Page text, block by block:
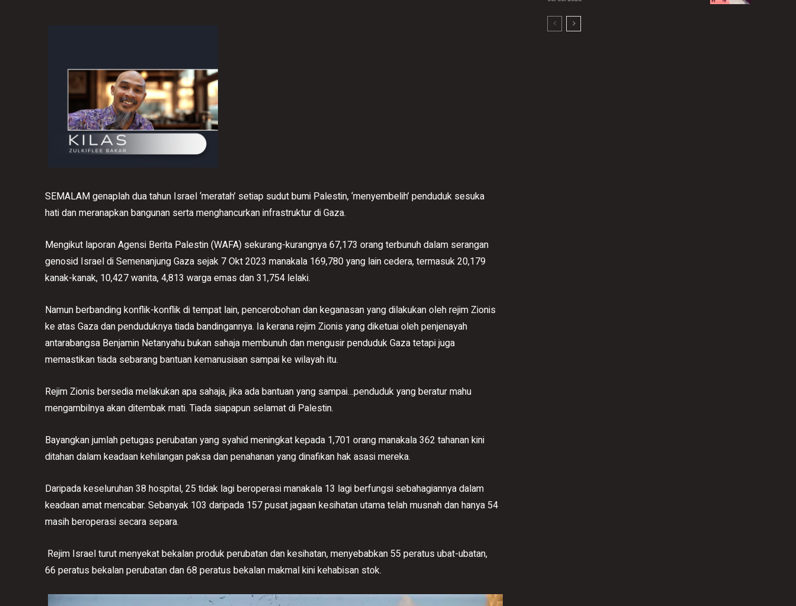
SEMALAM genaplah dua tahun Israel ‘meratah’ setiap sudut bumi Palestin, ‘menyembelih’ penduduk sesuka
hati dan meranapkan bangunan serta menghancurkan infrastruktur di Gaza.
Mengikut laporan Agensi Berita Palestin (WAFA) sekurang-kurangnya 67,173 orang terbunuh dalam serangan
genosid Israel di Semenanjung Gaza sejak 7 Okt 2023 manakala 169,780 yang lain cedera, termasuk 20,179
kanak-kanak, 10,427 wanita, 4,813 warga emas dan 31,754 lelaki.
Namun berbanding konflik-konflik di tempat lain, pencerobohan dan keganasan yang dilakukan oleh rejim Zionis
ke atas Gaza dan penduduknya tiada bandingannya. Ia kerana rejim Zionis yang diketuai oleh penjenayah
antarabangsa Benjamin Netanyahu bukan sahaja membunuh dan mengusir penduduk Gaza tetapi juga
memastikan tiada sebarang bantuan kemanusiaan sampai ke wilayah itu.
Rejim Zionis bersedia melakukan apa sahaja, jika ada bantuan yang sampai…penduduk yang beratur mahu
mengambilnya akan ditembak mati. Tiada siapapun selamat di Palestin.
Bayangkan jumlah petugas perubatan yang syahid meningkat kepada 1,701 orang manakala 362 tahanan kini
ditahan dalam keadaan kehilangan paksa dan penahanan yang dinafikan hak asasi mereka.
Daripada keseluruhan 38 hospital, 25 tidak lagi beroperasi manakala 13 lagi berfungsi sebahagiannya dalam
keadaan amat mencabar. Sebanyak 103 daripada 157 pusat jagaan kesihatan utama telah musnah dan hanya 54
masih beroperasi secara separa.
Rejim Israel turut menyekat bekalan produk perubatan dan kesihatan, menyebabkan 55 peratus ubat-ubatan,
66 peratus bekalan perubatan dan 68 peratus bekalan makmal kini kehabisan stok.